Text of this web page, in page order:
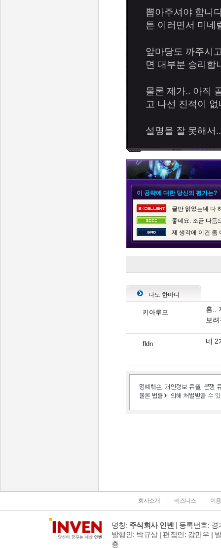
뽑아주셔야 합니
튼 이러면서 미네
앞마당도 까주시
면 대부분 승리합
물론 제가.. 아직
고 나선 진적이 없
설명을 잘 못해서
이 공략에 대한 당신의 평가는?
글만 읽었는데 다
좋네요. 조금 다듬
제 생각에 이건 좀
나도 한마디
키아루프
흠..
보
fldn 네 2
회사소개 비즈니스 이
명칭: 주식회사 인벤 | 등록번호: 경
발행인: 박규상 | 편집인: 강민우 |
층